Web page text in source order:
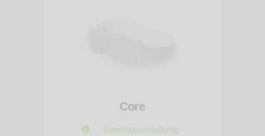
Core
Serienausstattung